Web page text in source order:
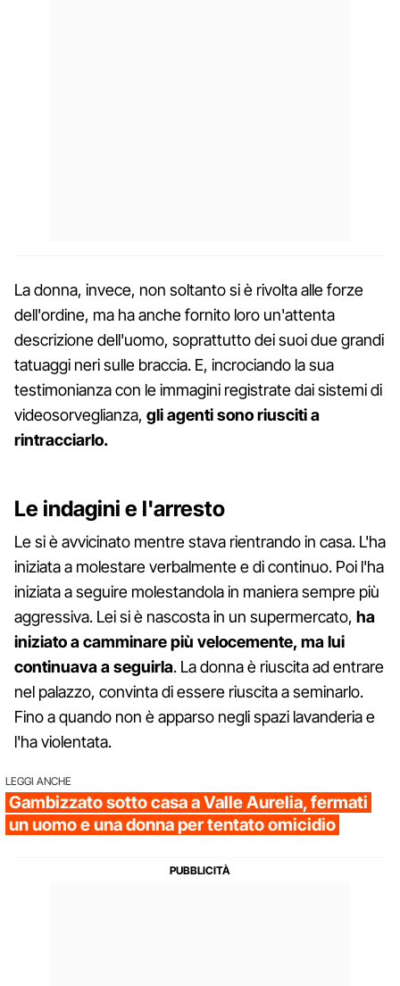
La donna, invece, non soltanto si è rivolta alle forze
dell'ordine, ma ha anche fornito loro un'attenta
descrizione dell'uomo, soprattutto dei suoi due grandi
tatuaggi neri sulle braccia. E, incrociando la sua
testimonianza con le immagini registrate dai sistemi di
videosorveglianza, gli agenti sono riusciti a
rintracciarlo.
Le indagini e l'arresto
Le si è avvicinato mentre stava rientrando in casa. L'ha
iniziata a molestare verbalmente e di continuo. Poi l'ha
iniziata a seguire molestandola in maniera sempre più
aggressiva. Lei si è nascosta in un supermercato, ha
iniziato a camminare più velocemente, ma lui
continuava a seguirla. La donna è riuscita ad entrare
nel palazzo, convinta di essere riuscita a seminarlo.
Fino a quando non è apparso negli spazi lavanderia e
l'ha violentata.
LEGGI ANCHE
Gambizzato sotto casa a Valle Aurelia, fermati
un uomo e una donna per tentato omicidio